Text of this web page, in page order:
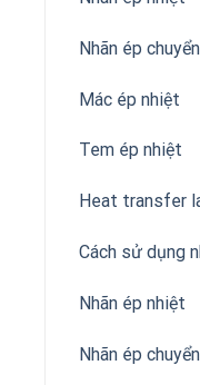
Nhãn ép
Mác ép nhiệt
Tem ép nhiệt
Heat transfer
Cách sử dụng
Nhãn ép nhiệt
Nhãn ép